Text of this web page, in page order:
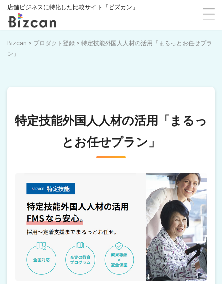
店舗ビジネスに特化した比較サイト「ビズカン」
Bizcan > プロダクト登録 > 特定技能外国人人材の活用「まるっとお任せプラ
ン」
特定技能外国人人材の活用「まるっ
とお任せプラン」